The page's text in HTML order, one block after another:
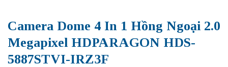
Camera Dome 4 In 1 Hồng Ngoại 2.0
Megapixel HDPARAGON HDS-
5887STVI-IRZ3F